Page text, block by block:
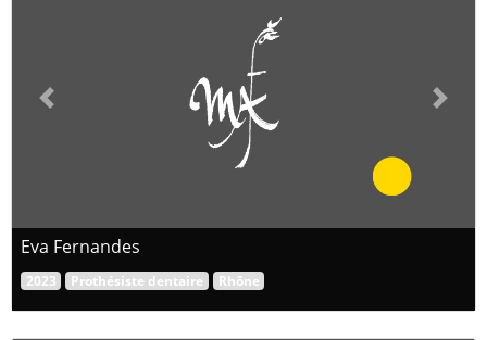
Previous Next
Eva Fernandes
2023 Prothésiste dentaire Rhône